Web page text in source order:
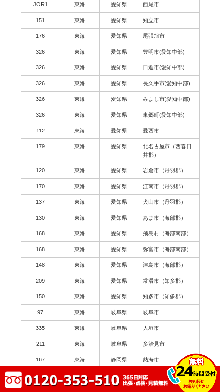
JOR1 東海 愛知県 西尾市
151 東海 愛知県 知立市
176 東海 愛知県 尾張旭市
326 東海 愛知県 豊明市(愛知中部)
326 東海 愛知県 日進市(愛知中部)
326 東海 愛知県 長久手市(愛知中部)
326 東海 愛知県 みよし市(愛知中部)
326 東海 愛知県 東郷町(愛知中部)
112 東海 愛知県 愛西市
179 東海 愛知県
北名古屋市（西春日
井郡）
120 東海 愛知県 岩倉市（丹羽郡）
170 東海 愛知県 江南市（丹羽郡）
137 東海 愛知県 犬山市（丹羽郡）
130 東海 愛知県 あま市（海部郡）
168 東海 愛知県 飛島村（海部南部）
168 東海 愛知県 弥富市（海部南部）
148 東海 愛知県 津島市（海部郡）
209 東海 愛知県 常滑市（知多郡）
150 東海 愛知県 知多市（知多郡）
97 東海 岐阜県 岐阜市
335 東海 岐阜県 大垣市
211 東海 岐阜県 多治見市
167 東海 静岡県 熱海市
182 東海 愛知県 瀬戸市